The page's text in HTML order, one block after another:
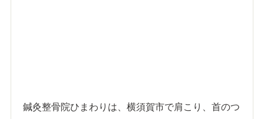
鍼灸整骨院ひまわりは、横須賀市で肩こり、首のつ